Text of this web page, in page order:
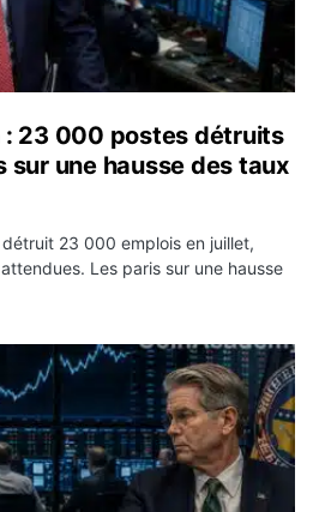
: 23 000 postes détruits
sur une hausse des taux
23 000 emplois en juillet,
Les paris sur une hausse
des euros sans prévenir la